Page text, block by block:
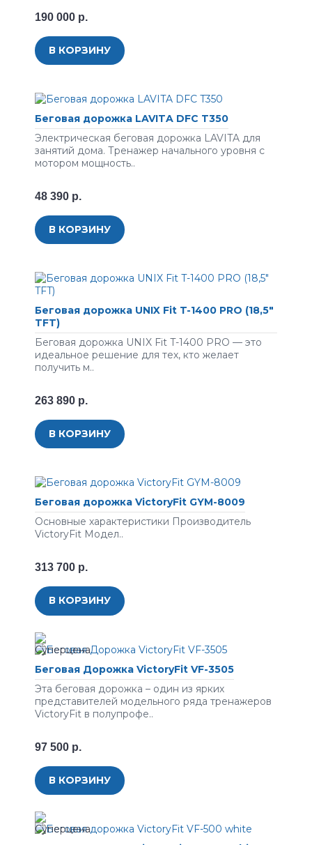
190 000 р.
В КОРЗИНУ
Беговая дорожка LAVITA DFC T350
Электрическая беговая дорожка LAVITA для
занятий дома. Тренажер начального уровня с
мотором мощность..
48 390 р.
В КОРЗИНУ
Беговая дорожка UNIX Fit T-1400 PRO (18,5"
TFT)
Беговая дорожка UNIX Fit T-1400 PRO — это
идеальное решение для тех, кто желает
получить м..
263 890 р.
В КОРЗИНУ
Беговая дорожка VictoryFit GYM-8009
Основные характеристики Производитель
VictoryFit Модел..
313 700 р.
В КОРЗИНУ
Беговая Дорожка VictoryFit VF-3505
Эта беговая дорожка – один из ярких
представителей модельного ряда тренажеров
VictoryFit в полупрофе..
97 500 р.
В КОРЗИНУ